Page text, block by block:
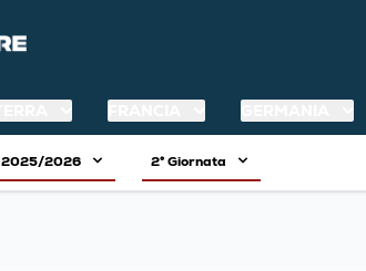
2025/2026 2° Giornata